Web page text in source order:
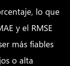
lo que
y el RMSE
más fiables
o alta